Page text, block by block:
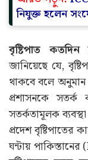
নিযুক্ত হলেন
বৃষ্টিপাত
জানিয়েছে যে,
থাকবে বলে অনুমান
প্রশাসনকে
সতর্কতামূলক
প্রদেশ বৃষ্টিপাতের
ঘন্টায়